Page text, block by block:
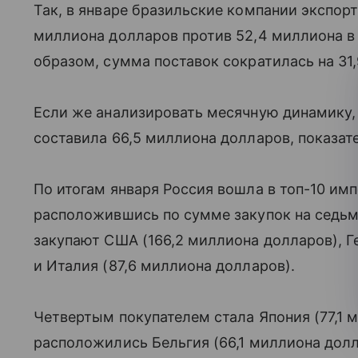
Так, в январе бразильские компании
миллиона долларов против 52,4 миллиона
образом, сумма поставок сократилась на
Если же анализировать месячную
составила 66,5 миллиона долларов,
По итогам января Россия вошла в топ-10
расположившись по сумме закупок на
закупают США (166,2 миллиона долларов),
и Италия (87,6 миллиона долларов).
Четвертым покупателем стала Япония (77,1
расположились Бельгия (66,1 миллиона